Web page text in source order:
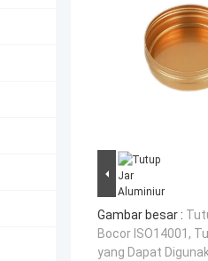
Gambar besar :
Bocor ISO14001,
yang Dapat